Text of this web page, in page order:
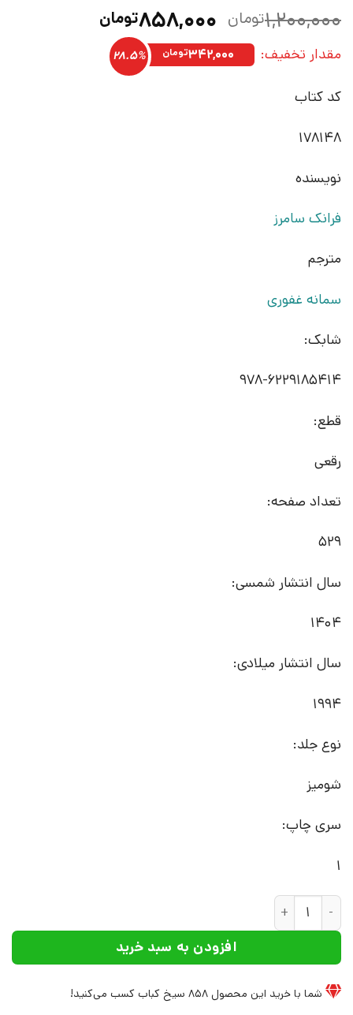
۱,۲۰۰,۰۰۰تومان قیمت
اصلی:
۱,۲۰۰,۰۰۰تومان
۸۵۸,۰۰۰تومان
مقدار تخفیف: ۳۴۲,۰۰۰تومان 28.5%
کد کتاب
178148
نویسنده
فرانک سامرز
مترجم
سمانه غفوری
شابک:
978-6229185414
قطع:
رقعی
تعداد صفحه:
529
سال انتشار شمسی:
1404
سال انتشار میلادی:
1994
نوع جلد:
شومیز
سری چاپ:
1
کتاب نظریه های روابط ابژه‌ و آسیب شناسی (متن جامع) |
افزودن به سبد خرید
شما با خرید این محصول 858 سیخ کباب کسب می‌کنید!